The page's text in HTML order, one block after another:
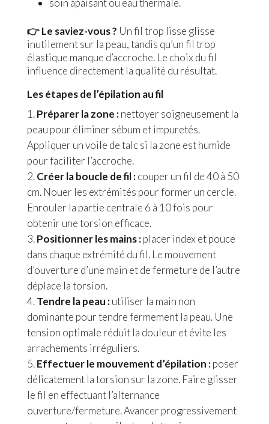
soin apaisant ou eau thermale.
👉 Le saviez-vous ? Un fil trop lisse glisse
inutilement sur la peau, tandis qu’un fil trop
élastique manque d’accroche. Le choix du fil
influence directement la qualité du résultat.
Les étapes de l’épilation au fil
Préparer la zone :nettoyer soigneusement la
peau pour éliminer sébum et impuretés.
Appliquer un voile de talc si la zone est humide
pour faciliter l’accroche.
Créer la boucle de fil :couper un fil de 40 à 50
cm. Nouer les extrémités pour former un cercle.
Enrouler la partie centrale 6 à 10 fois pour
obtenir une torsion efficace.
Positionner les mains :placer index et pouce
dans chaque extrémité du fil. Le mouvement
d’ouverture d’une main et de fermeture de l’autre
déplace la torsion.
Tendre la peau :utiliser la main non
dominante pour tendre fermement la peau. Une
tension optimale réduit la douleur et évite les
arrachements irréguliers.
Effectuer le mouvement d’épilation :poser
délicatement la torsion sur la zone. Faire glisser
le fil en effectuant l’alternance
ouverture/fermeture. Avancer progressivement